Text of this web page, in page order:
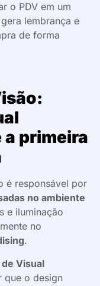
o PDV em um
lembrança e
de forma
primeira
é responsável por
no ambiente
e iluminação
no
.
Visual
que o design